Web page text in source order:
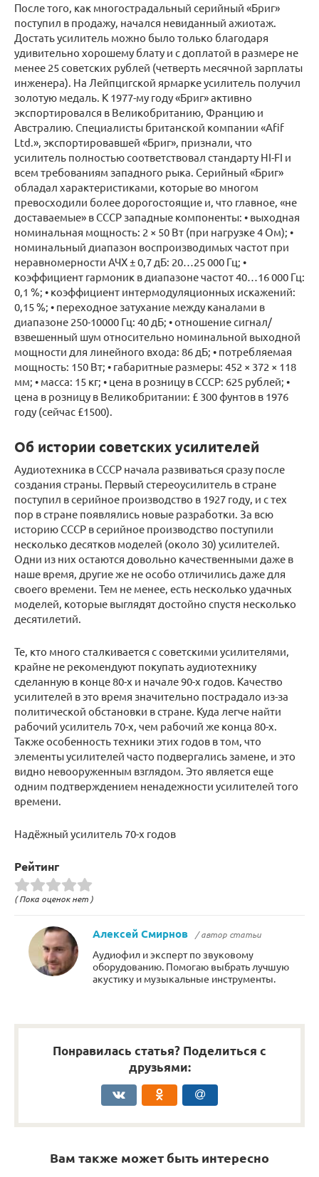
После того, как многострадальный серийный «Бриг»
поступил в продажу, начался невиданный ажиотаж.
Достать усилитель можно было только благодаря
удивительно хорошему блату и с доплатой в размере не
менее 25 советских рублей (четверть месячной зарплаты
инженера). На Лейпцигской ярмарке усилитель получил
золотую медаль. К 1977-му году «Бриг» активно
экспортировался в Великобританию, Францию и
Австралию. Специалисты британской компании «Afif
Ltd.», экспортировавшей «Бриг», признали, что
усилитель полностью соответствовал стандарту HI-FI и
всем требованиям западного рыка. Серийный «Бриг»
обладал характеристиками, которые во многом
превосходили более дорогостоящие и, что главное, «не
доставаемые» в СССР западные компоненты: • выходная
номинальная мощность: 2 × 50 Вт (при нагрузке 4 Ом); •
номинальный диапазон воспроизводимых частот при
неравномерности АЧХ ± 0,7 дБ: 20…25 000 Гц; •
коэффициент гармоник в диапазоне частот 40…16 000 Гц:
0,1 %; • коэффициент интермодуляционных искажений:
0,15 %; • переходное затухание между каналами в
диапазоне 250-10000 Гц: 40 дБ; • отношение сигнал/
взвешенный шум относительно номинальной выходной
мощности для линейного входа: 86 дБ; • потребляемая
мощность: 150 Вт; • габаритные размеры: 452 × 372 × 118
мм; • масса: 15 кг; • цена в розницу в СССР: 625 рублей; •
цена в розницу в Великобритании: £ 300 фунтов в 1976
году (сейчас £1500).
Об истории советских усилителей
Аудиотехника в СССР начала развиваться сразу после
создания страны. Первый стереоусилитель в стране
поступил в серийное производство в 1927 году, и с тех
пор в стране появлялись новые разработки. За всю
историю СССР в серийное производство поступили
несколько десятков моделей (около 30) усилителей.
Одни из них остаются довольно качественными даже в
наше время, другие же не особо отличились даже для
своего времени. Тем не менее, есть несколько удачных
моделей, которые выглядят достойно спустя несколько
десятилетий.
Те, кто много сталкивается с советскими усилителями,
крайне не рекомендуют покупать аудиотехнику
сделанную в конце 80-х и начале 90-х годов. Качество
усилителей в это время значительно пострадало из-за
политической обстановки в стране. Куда легче найти
рабочий усилитель 70-х, чем рабочий же конца 80-х.
Также особенность техники этих годов в том, что
элементы усилителей часто подвергались замене, и это
видно невооруженным взглядом. Это является еще
одним подтверждением ненадежности усилителей того
времени.
Надёжный усилитель 70-х годов
Рейтинг
( Пока оценок нет )
Алексей Смирнов / автор статьи
Аудиофил и эксперт по звуковому
оборудованию. Помогаю выбрать лучшую
акустику и музыкальные инструменты.
Понравилась статья? Поделиться с
друзьями:
Вам также может быть интересно